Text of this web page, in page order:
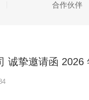
合作伙伴
诚挚邀请函 2026